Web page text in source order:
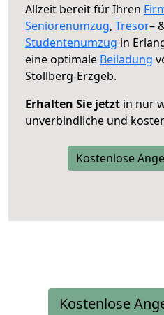
Allzeit bereit für Ihren
Seniorenumzug, Tresor–
Studentenumzug in
eine optimale Beiladung
Stollberg-Erzgeb.
Erhalten Sie jetzt in nur
unverbindliche und
Kostenlose
Kostenlose